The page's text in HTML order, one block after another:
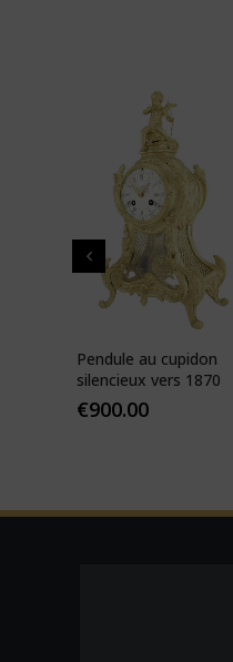
Pendule au cupidon
silencieux vers 1870
€900.00